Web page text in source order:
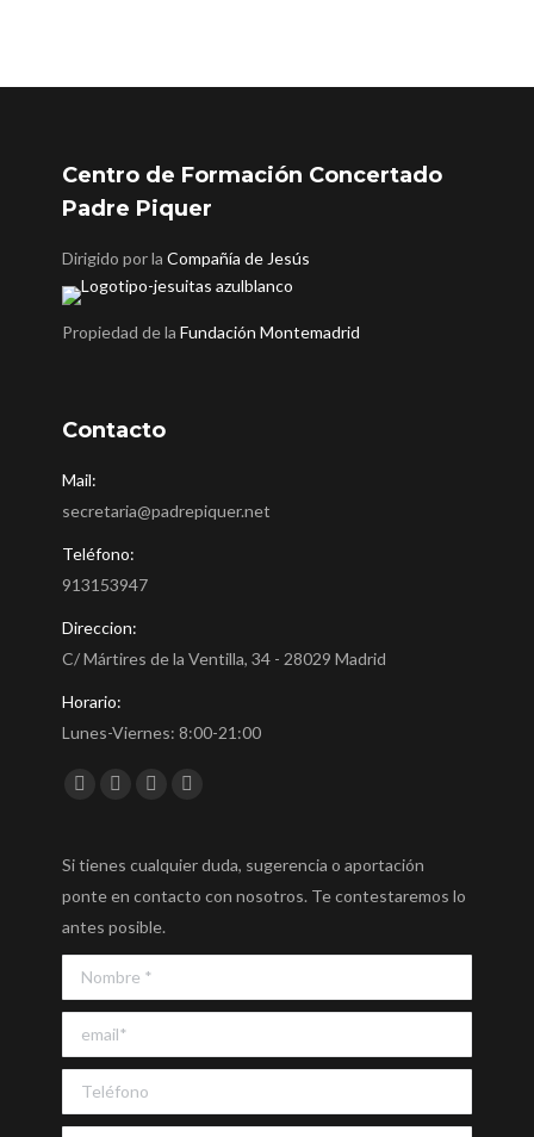
Centro de Formación Concertado
Padre Piquer
Dirigido por laCompañía de Jesús
Propiedad de laFundación Montemadrid
Contacto
Mail:
secretaria@padrepiquer.net
Teléfono:
913153947
Direccion:
C/ Mártires de la Ventilla, 34 - 28029 Madrid
Horario:
Lunes-Viernes: 8:00-21:00
Encuéntranos en:
Si tienes cualquier duda, sugerencia o aportación
ponte en contacto con nosotros. Te contestaremos lo
antes posible.